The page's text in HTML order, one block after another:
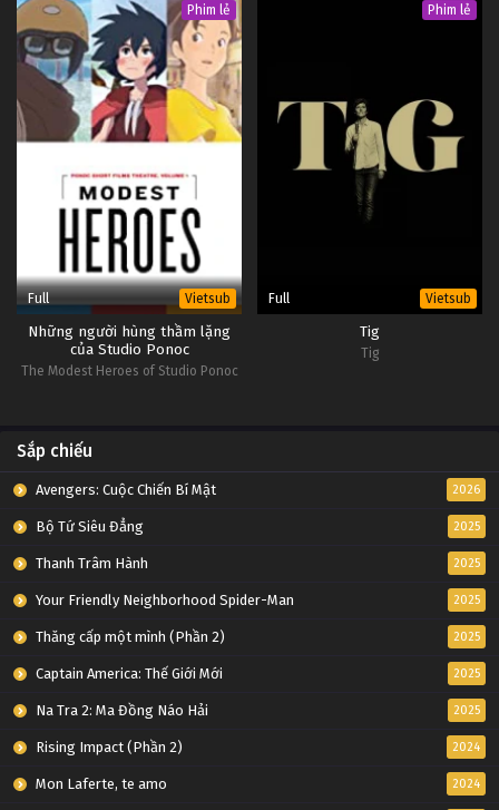
Phim lẻ
Full Vietsub
Những người hùng thầm lặng
của Studio Ponoc
The Modest Heroes of Studio Ponoc
Phim lẻ
Full Vietsub
Tig
Tig
Sắp chiếu
Avengers: Cuộc Chiến Bí Mật 2026
Bộ Tứ Siêu Đẳng 2025
Thanh Trâm Hành 2025
Your Friendly Neighborhood Spider-Man 2025
Thăng cấp một mình (Phần 2) 2025
Captain America: Thế Giới Mới 2025
Na Tra 2: Ma Đồng Náo Hải 2025
Rising Impact (Phần 2) 2024
Mon Laferte, te amo 2024